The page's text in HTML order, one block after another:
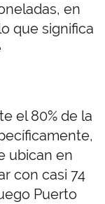
en
que significa
el 80% de la
ubican en
con casi 74
Puerto